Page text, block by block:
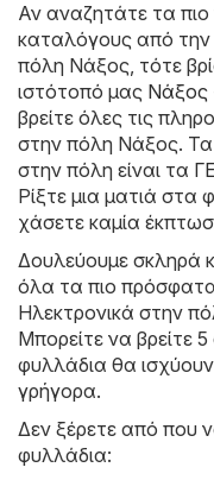
Αν αναζητάτε τα
καταλόγους από την
πόλη Νάξος, τότε
ιστότοπό μας Νάξος
βρείτε όλες τις
στην πόλη Νάξος.
στην πόλη είναι τα
Ρίξτε μια ματιά στα
χάσετε καμία
Δουλεύουμε σκληρά
όλα τα πιο
Hλεκτρονικά στην
Μπορείτε να βρείτε
φυλλάδια θα
γρήγορα.
Δεν ξέρετε από που
φυλλάδια: